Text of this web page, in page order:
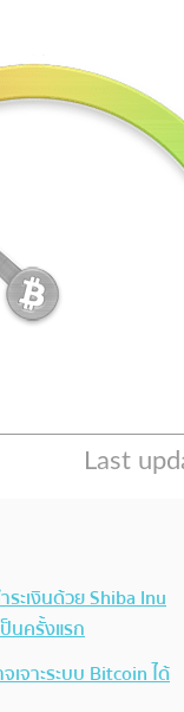
ะเงินด้วย Shiba Inu
นครั้งแรก
จาะระบบ Bitcoin ได้